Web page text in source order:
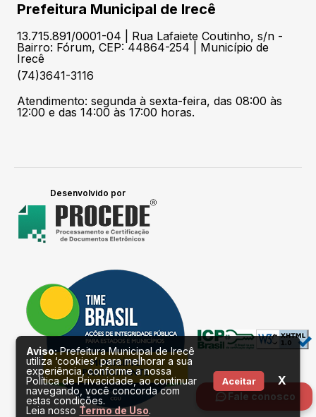
Fale conosco
Prefeitura Municipal de Irecê
13.715.891/0001-04 | Rua Lafaiete Coutinho, s/n -
Bairro: Fórum, CEP: 44864-254 | Município de
Irecê
(74)3641-3116
Atendimento: segunda à sexta-feira, das 08:00 às
12:00 e das 14:00 às 17:00 horas.
Desenvolvido por
Aviso:Prefeitura Municipal de Irecê
utiliza ‘cookies’ para melhorar a sua
experiência, conforme a nossa
Política de Privacidade, ao continuar
navegando, você concorda com
estas condições.
Leia nosso Termo de Uso.
Aceitar X